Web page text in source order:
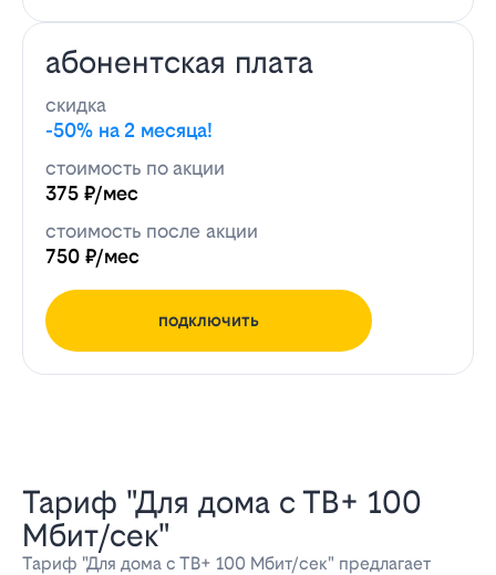
абонентская плата
скидка
-50% на 2 месяца!
стоимость по акции
375 ₽/мес
стоимость после акции
750 ₽/мес
подключить
Тариф "Для дома с ТВ+ 100
Мбит/сек"
Тариф "Для дома с ТВ+ 100 Мбит/сек" предлагает